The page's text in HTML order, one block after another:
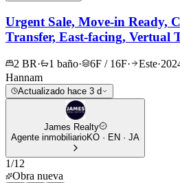
Urgent Sale, Move-in Ready,
Transfer, East-facing, Vertual
2 BR· 1 baño· 6F / 16F· Este·
Hannam
Actualizado hace 3 d
James Realty
Agente inmobiliarioKO · EN · JA
1/12
Obra nueva